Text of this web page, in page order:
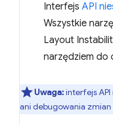
Interfejs API
Wszystkie
Layout
narzędziem do
Uwaga:interfejs
ani debugowania